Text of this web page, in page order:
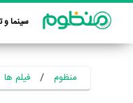
سینما و
منظوم فیلم ها